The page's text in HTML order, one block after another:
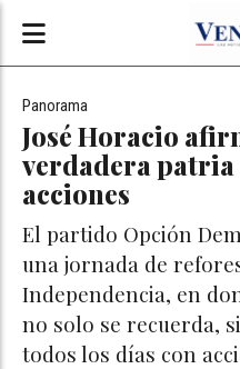
José Horacio
verdadera patria
acciones
El partido Opción
una jornada de
Independencia, en
no solo se recuerda,
todos los días con
Panorama